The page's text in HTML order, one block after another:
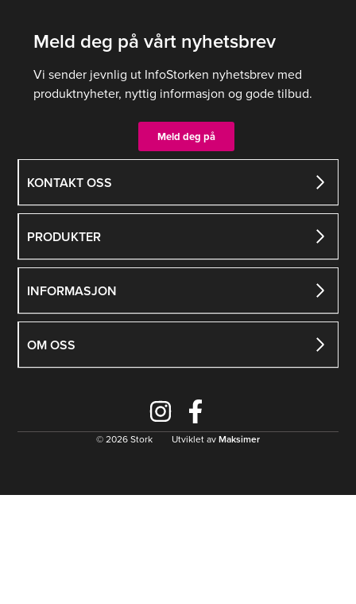
Alternativene
velges
på
KONTAKT OSS
PRODUKTER
INFORMASJON
OM OSS
Meld deg på vårt nyhetsbrev
Vi sender jevnlig ut InfoStorken nyhetsbrev med
produktnyheter, nyttig informasjon og gode tilbud.
Meld deg på
© 2026 Stork Utviklet avMaksimer